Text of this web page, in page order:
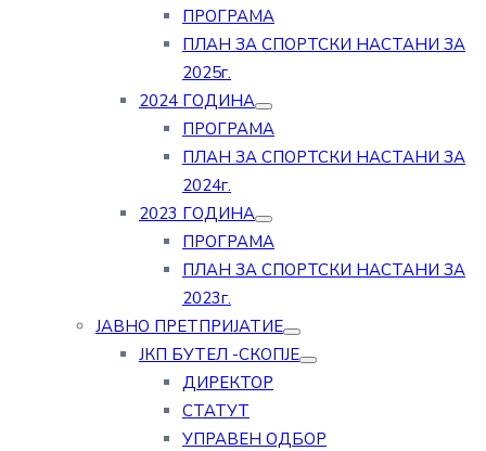
ПРОГРАМА
ПЛАН ЗА СПОРТСКИ НАСТАНИ ЗА
2025г.
2024 ГОДИНА
ПРОГРАМА
ПЛАН ЗА СПОРТСКИ НАСТАНИ ЗА
2024г.
2023 ГОДИНА
ПРОГРАМА
ПЛАН ЗА СПОРТСКИ НАСТАНИ ЗА
2023г.
ЈАВНО ПРЕТПРИЈАТИЕ
ЈКП БУТЕЛ -СКОПЈЕ
ДИРЕКТОР
СТАТУТ
УПРАВЕН ОДБОР